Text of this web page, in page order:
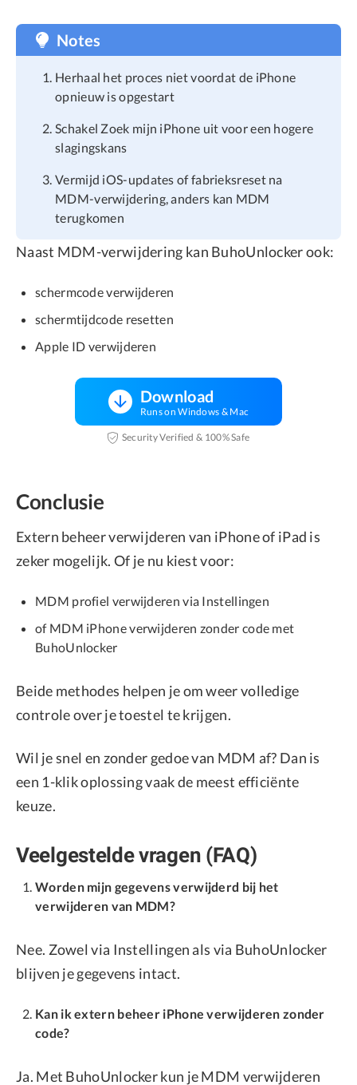
Notes
Herhaal het proces niet voordat de iPhone
opnieuw is opgestart
Schakel Zoek mijn iPhone uit voor een hogere
slagingskans
Vermijd iOS-updates of fabrieksreset na
MDM-verwijdering, anders kan MDM
terugkomen
Naast MDM-verwijdering kan BuhoUnlocker ook:
schermcode verwijderen
schermtijdcode resetten
Apple ID verwijderen
Download
Runs on Windows & Mac
Security Verified & 100% Safe
Conclusie
Extern beheer verwijderen van iPhone of iPad is
zeker mogelijk. Of je nu kiest voor:
MDM profiel verwijderen via Instellingen
of MDM iPhone verwijderen zonder code met
BuhoUnlocker
Beide methodes helpen je om weer volledige
controle over je toestel te krijgen.
Wil je snel en zonder gedoe van MDM af? Dan is
een 1-klik oplossing vaak de meest efficiënte
keuze.
Veelgestelde vragen (FAQ)
Worden mijn gegevens verwijderd bij het
verwijderen van MDM?
Nee. Zowel via Instellingen als via BuhoUnlocker
blijven je gegevens intact.
Kan ik extern beheer iPhone verwijderen zonder
code?
Ja. Met BuhoUnlocker kun je MDM verwijderen